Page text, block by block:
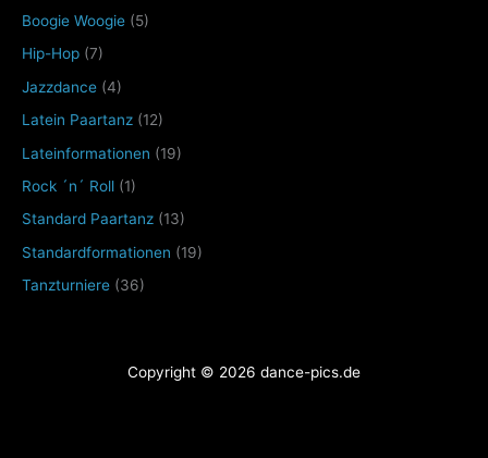
Boogie Woogie (5)
Hip-Hop (7)
Jazzdance (4)
Latein Paartanz (12)
Lateinformationen (19)
Rock ´n´ Roll (1)
Standard Paartanz (13)
Standardformationen (19)
Tanzturniere (36)
Copyright © 2026 dance-pics.de